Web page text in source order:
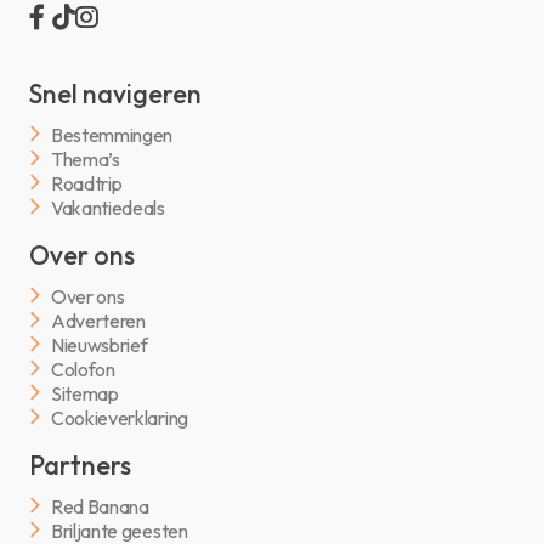
Snel navigeren
Bestemmingen
Thema’s
Roadtrip
Vakantiedeals
Over ons
Over ons
Adverteren
Nieuwsbrief
Colofon
Sitemap
Cookieverklaring
Partners
Red Banana
Briljante geesten